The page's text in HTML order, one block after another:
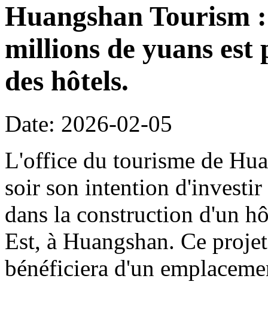
Huangshan Tourism
millions de yuans
des hôtels.
Date: 2026-02-05
L'office du tourisme de
soir son intention
dans la construction d'un
Est, à Huangshan. Ce
bénéficiera d'un